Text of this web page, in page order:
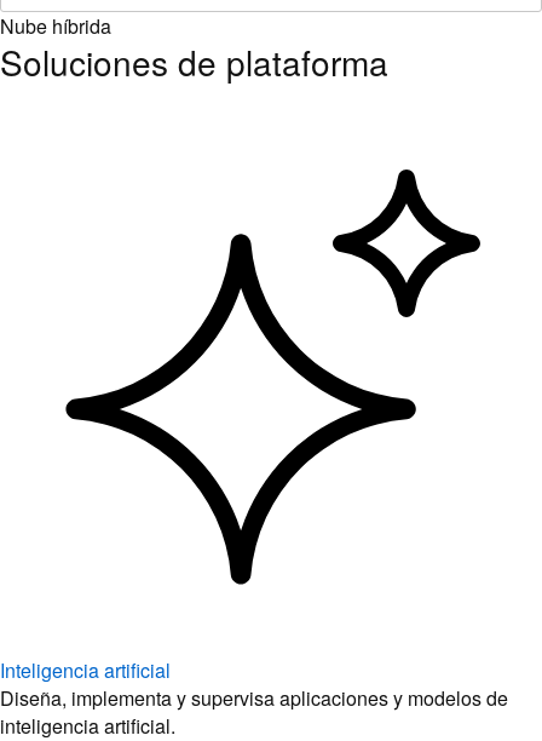
Nube híbrida
Soluciones de plataforma
Inteligencia artificial
Diseña, implementa y supervisa aplicaciones y modelos de
inteligencia artificial.